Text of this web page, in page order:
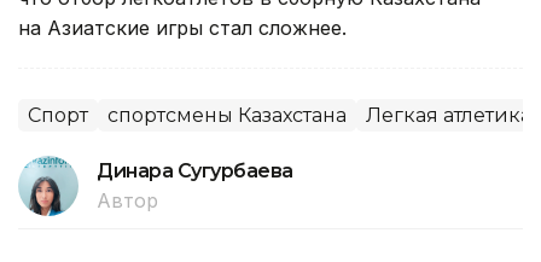
на Азиатские игры стал сложнее.
Спорт спортсмены Казахстана Легкая атлетика
Динара Сугурбаева
Автор